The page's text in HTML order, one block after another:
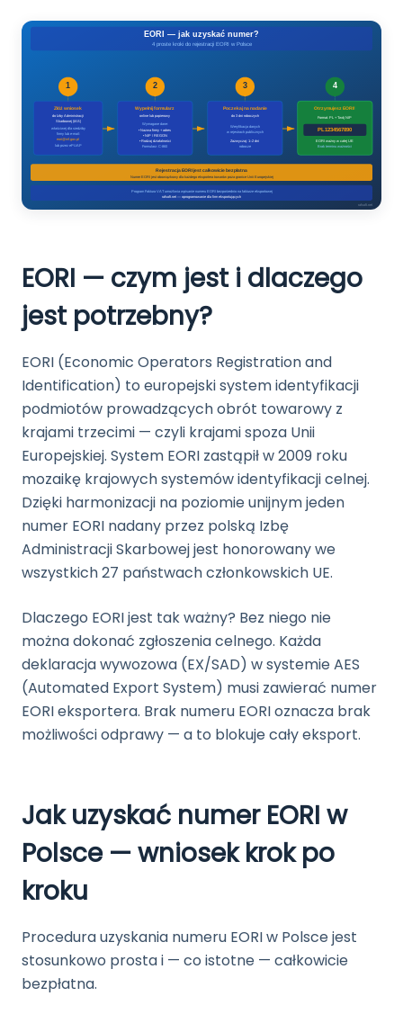
EORI — czym jest i dlaczego
jest potrzebny?
EORI (Economic Operators Registration and
Identification) to europejski system identyfikacji
podmiotów prowadzących obrót towarowy z
krajami trzecimi — czyli krajami spoza Unii
Europejskiej. System EORI zastąpił w 2009 roku
mozaikę krajowych systemów identyfikacji celnej.
Dzięki harmonizacji na poziomie unijnym jeden
numer EORI nadany przez polską Izbę
Administracji Skarbowej jest honorowany we
wszystkich 27 państwach członkowskich UE.
Dlaczego EORI jest tak ważny? Bez niego nie
można dokonać zgłoszenia celnego. Każda
deklaracja wywozowa (EX/SAD) w systemie AES
(Automated Export System) musi zawierać numer
EORI eksportera. Brak numeru EORI oznacza brak
możliwości odprawy — a to blokuje cały eksport.
Jak uzyskać numer EORI w
Polsce — wniosek krok po
kroku
Procedura uzyskania numeru EORI w Polsce jest
stosunkowo prosta i — co istotne — całkowicie
bezpłatna.